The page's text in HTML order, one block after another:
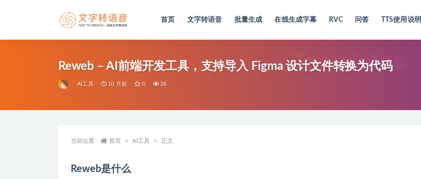
首页 文字转语音 批量生成 在线生成字幕 RVC 问答 TTS使用说明
Reweb – AI前端开发工具，支持导入 Figma 设计文件转换为代码
AI工具 10 月前 0 26
当前位置： 首页 AI工具 正文
Reweb是什么